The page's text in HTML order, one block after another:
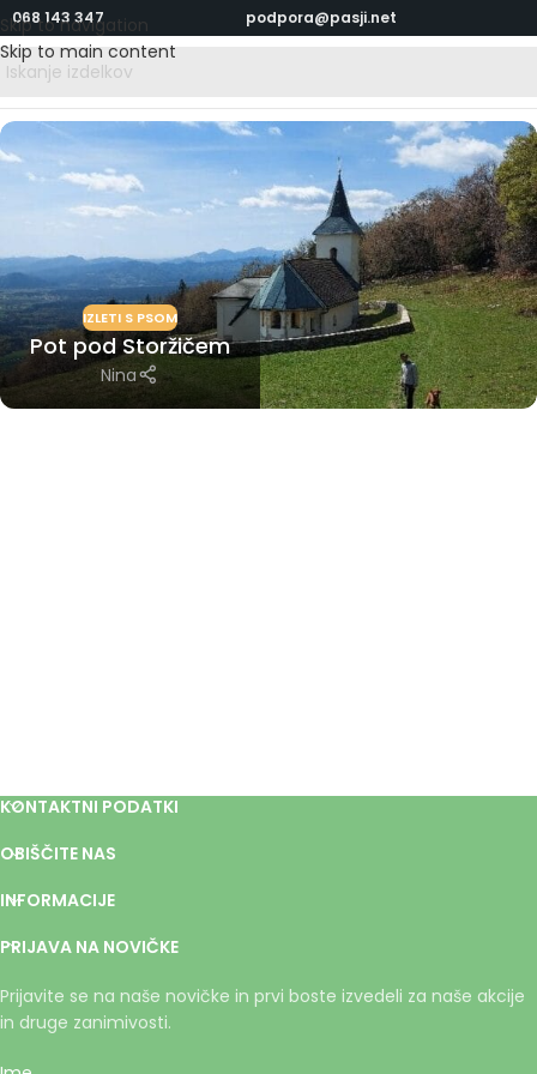
Skip to navigation
Skip to main content
068 143 347 podpora@pasji.net
IZLETI S PSOM
Pot pod Storžičem
Nina
KONTAKTNI PODATKI
OBIŠČITE NAS
INFORMACIJE
PRIJAVA NA NOVIČKE
Prijavite se na naše novičke in prvi boste izvedeli za naše akcije
in druge zanimivosti.